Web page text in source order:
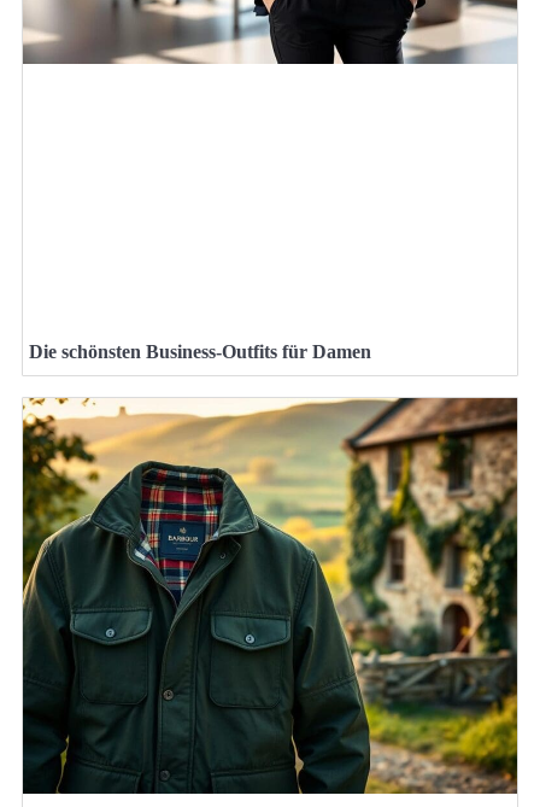
Die schönsten Business-Outfits für Damen